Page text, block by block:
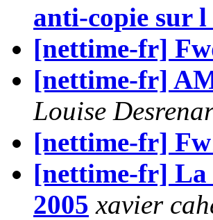
anti-copie sur l
[nettime-fr]
[nettime-fr]
Louise
[nettime-fr]
[nettime-fr] La
2005 xavier